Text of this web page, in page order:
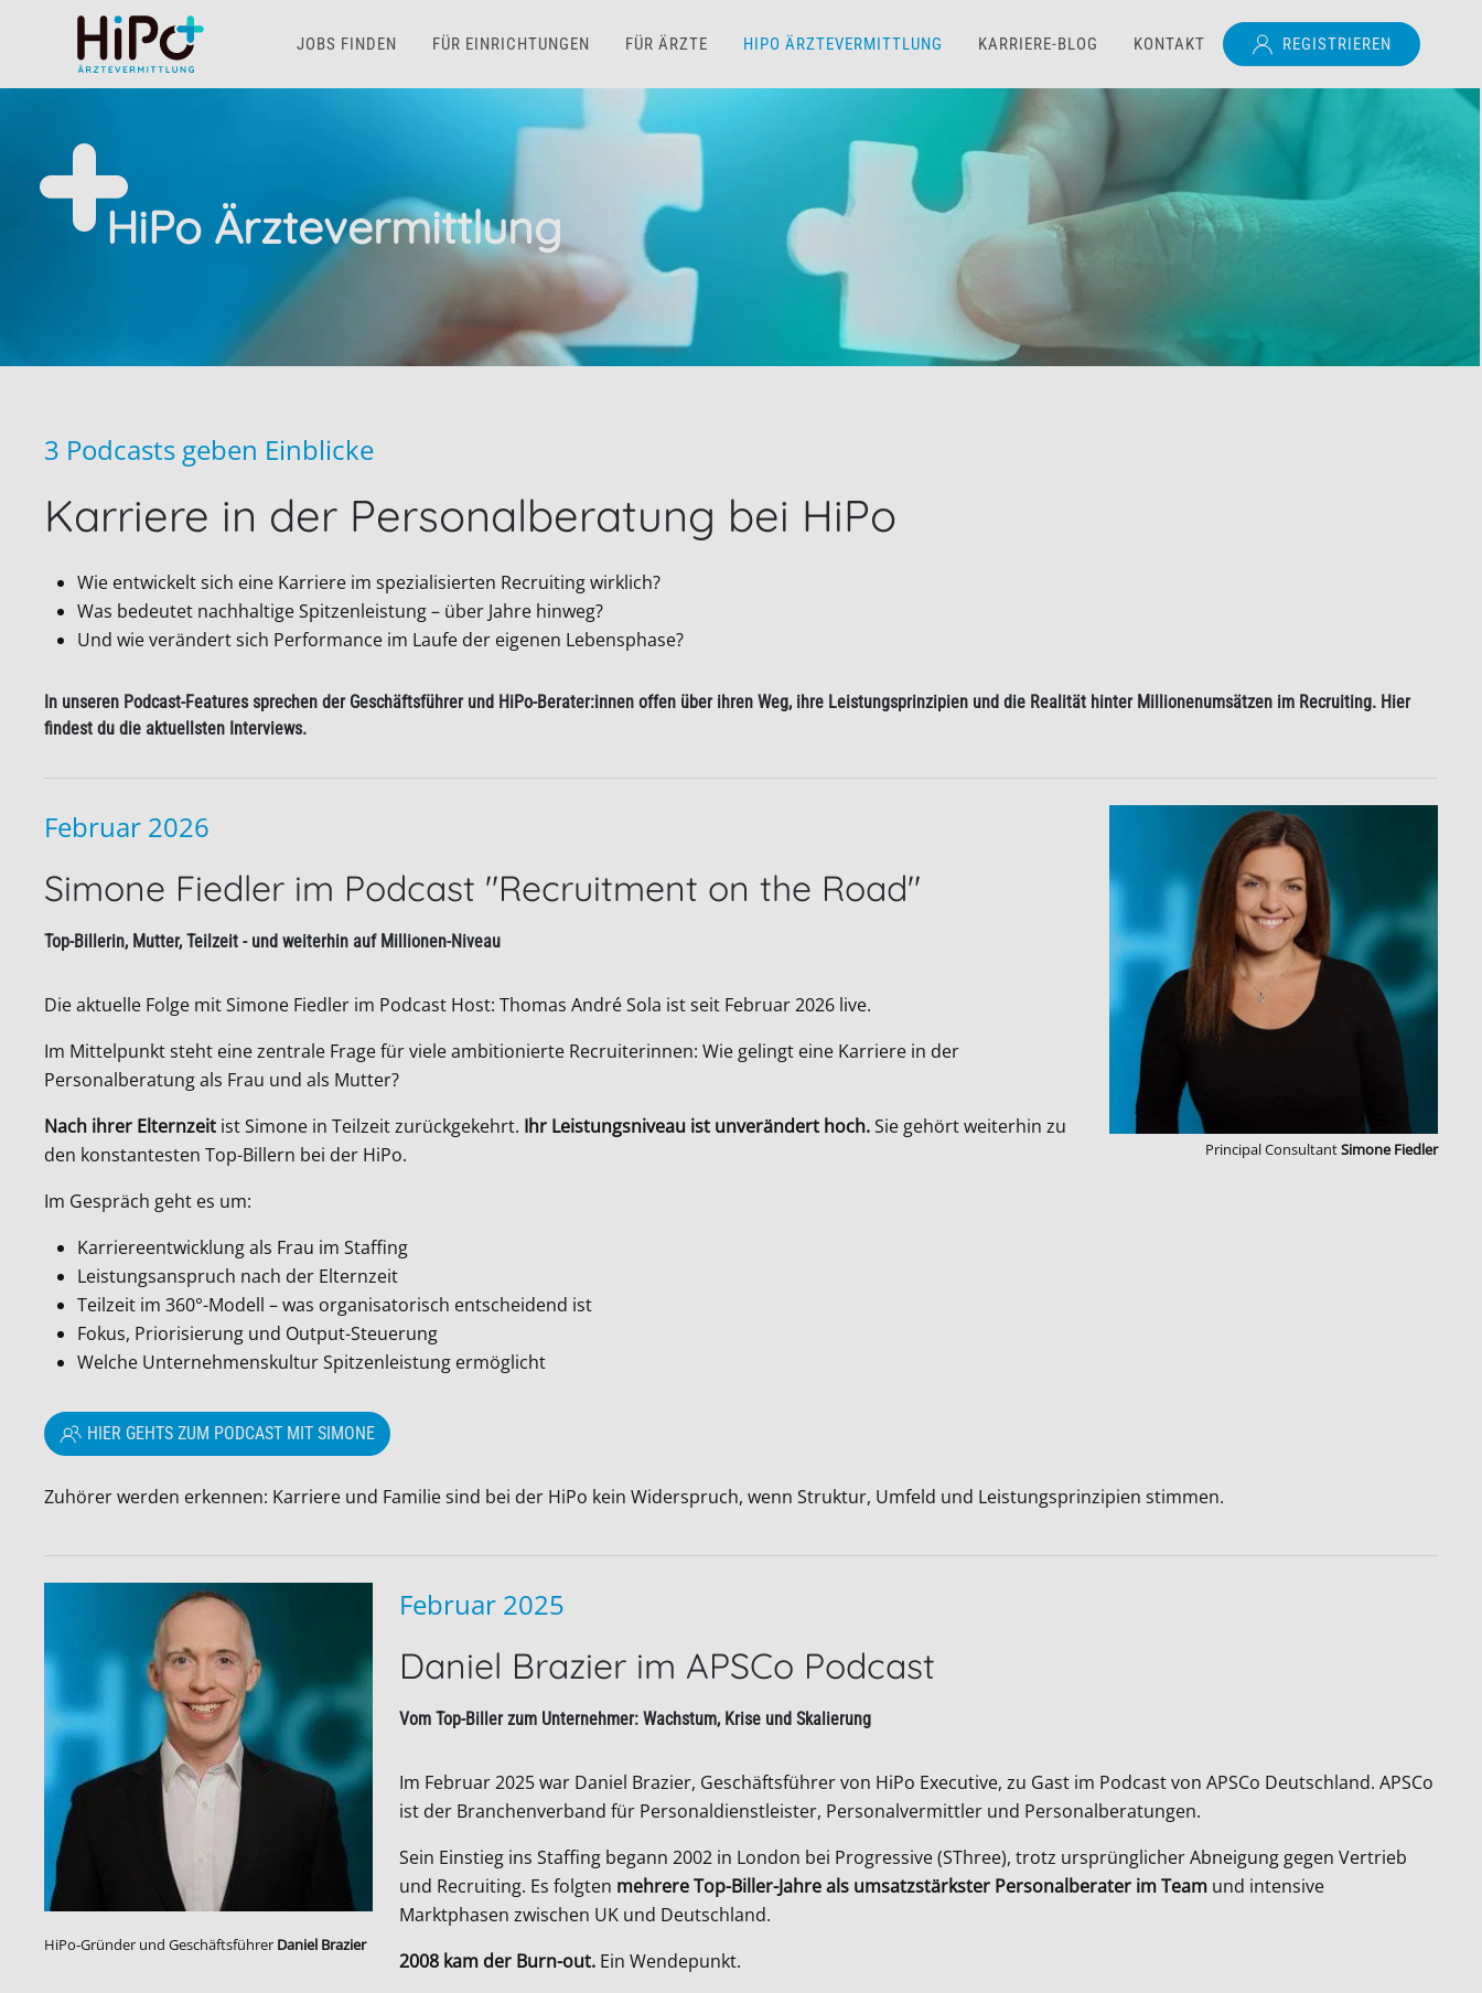
Skip to main content JOBS FINDEN FÜR EINRICHTUNGEN FÜR ÄRZTE HIPO ÄRZTEVERMITTLUNG KARRIERE-BLOG KONTAKT REGISTRIEREN
HiPo Ärztevermittlung
3 Podcasts geben Einblicke
Karriere in der Personalberatung bei HiPo
Wie entwickelt sich eine Karriere im spezialisierten Recruiting wirklich?
Was bedeutet nachhaltige Spitzenleistung – über Jahre hinweg?
Und wie verändert sich Performance im Laufe der eigenen Lebensphase?
In unseren Podcast-Features sprechen der Geschäftsführer und HiPo-Berater:innen offen über ihren Weg, ihre Leistungsprinzipien und die Realität hinter Millionenumsätzen im Recruiting. Hier
findest du die aktuellsten Interviews.
Februar 2026
Simone Fiedler im Podcast "Recruitment on the Road"
Top-Billerin, Mutter, Teilzeit - und weiterhin auf Millionen-Niveau
Die aktuelle Folge mit Simone Fiedler im Podcast Host: Thomas André Sola ist seit Februar 2026 live.
Im Mittelpunkt steht eine zentrale Frage für viele ambitionierte Recruiterinnen: Wie gelingt eine Karriere in der
Personalberatung als Frau und als Mutter?
Nach ihrer Elternzeit ist Simone in Teilzeit zurückgekehrt. Ihr Leistungsniveau ist unverändert hoch.Sie gehört weiterhin zu
den konstantesten Top-Billern bei der HiPo.
Im Gespräch geht es um:
Karriereentwicklung als Frau im Staffing
Leistungsanspruch nach der Elternzeit
Teilzeit im 360°-Modell – was organisatorisch entscheidend ist
Fokus, Priorisierung und Output-Steuerung
Welche Unternehmenskultur Spitzenleistung ermöglicht
HIER GEHTS ZUM PODCAST MIT SIMONE
Principal ConsultantSimone Fiedler
Zuhörer werden erkennen: Karriere und Familie sind bei der HiPo kein Widerspruch, wenn Struktur, Umfeld und Leistungsprinzipien stimmen.
HiPo-Gründer und Geschäftsführer Daniel Brazier
Februar 2025
Daniel Brazier im APSCo Podcast
Vom Top-Biller zum Unternehmer: Wachstum, Krise und Skalierung
Im Februar 2025 war Daniel Brazier, Geschäftsführer von HiPo Executive, zu Gast im Podcast von APSCo Deutschland. APSCo
ist der Branchenverband für Personaldienstleister, Personalvermittler und Personalberatungen.
Sein Einstieg ins Staffing begann 2002 in London bei Progressive (SThree), trotz ursprünglicher Abneigung gegen Vertrieb
und Recruiting. Es folgten mehrere Top-Biller-Jahre als umsatzstärkster Personalberater im Team und intensive
Marktphasen zwischen UK und Deutschland.
2008 kam der Burn-out. Ein Wendepunkt.